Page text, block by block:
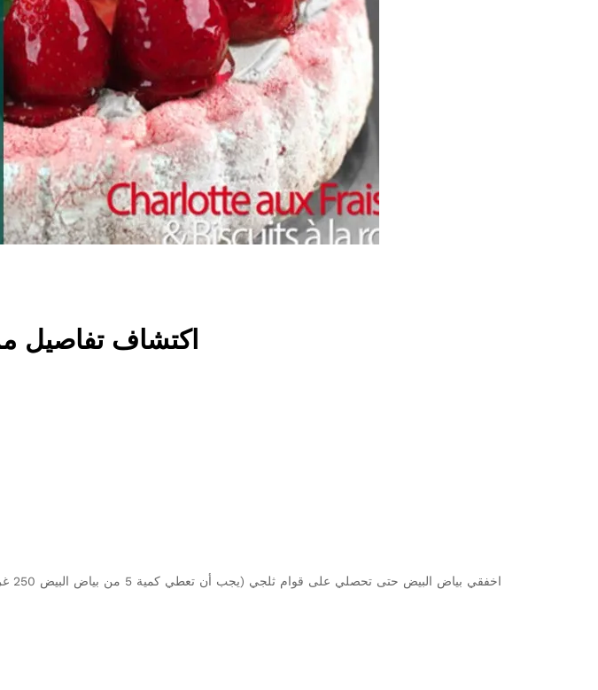
اكتشاف تفاصيل